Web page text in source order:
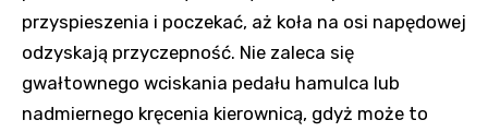
przyspieszenia i poczekać, aż koła na osi napędowej
odzyskają przyczepność. Nie zaleca się
gwałtownego wciskania pedału hamulca lub
nadmiernego kręcenia kierownicą, gdyż może to